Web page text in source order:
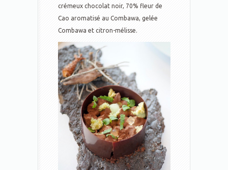
crémeux chocolat noir, 70% fleur de
Cao aromatisé au Combawa, gelée
Combawa et citron-mélisse.